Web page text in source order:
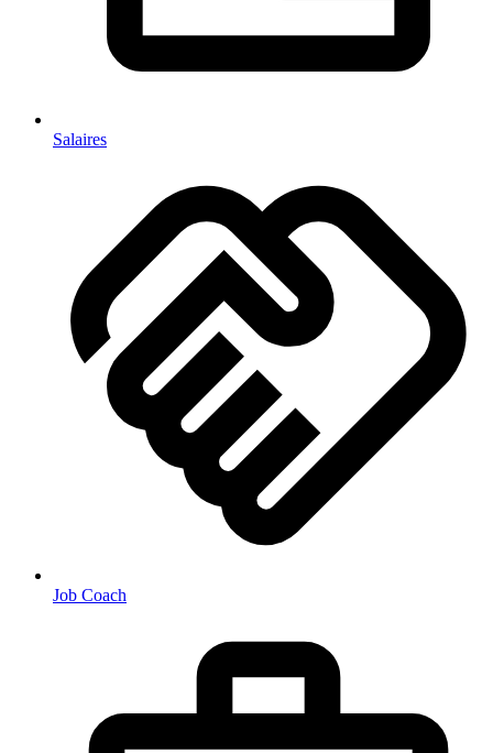
Salaires
Job Coach